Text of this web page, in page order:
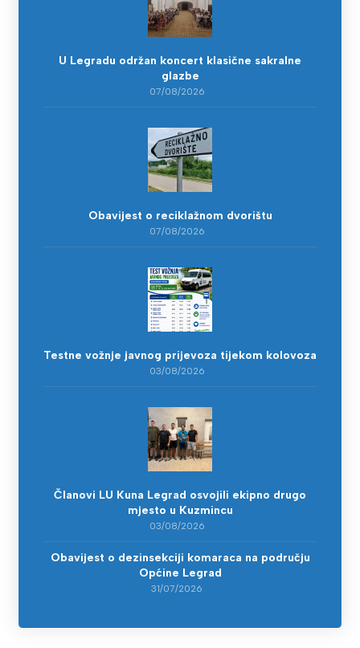
U Legradu održan koncert klasične sakralne
glazbe
07/08/2026
Obavijest o reciklažnom dvorištu
07/08/2026
Testne vožnje javnog prijevoza tijekom kolovoza
03/08/2026
Članovi LU Kuna Legrad osvojili ekipno drugo
mjesto u Kuzmincu
03/08/2026
Obavijest o dezinsekciji komaraca na području
Općine Legrad
31/07/2026